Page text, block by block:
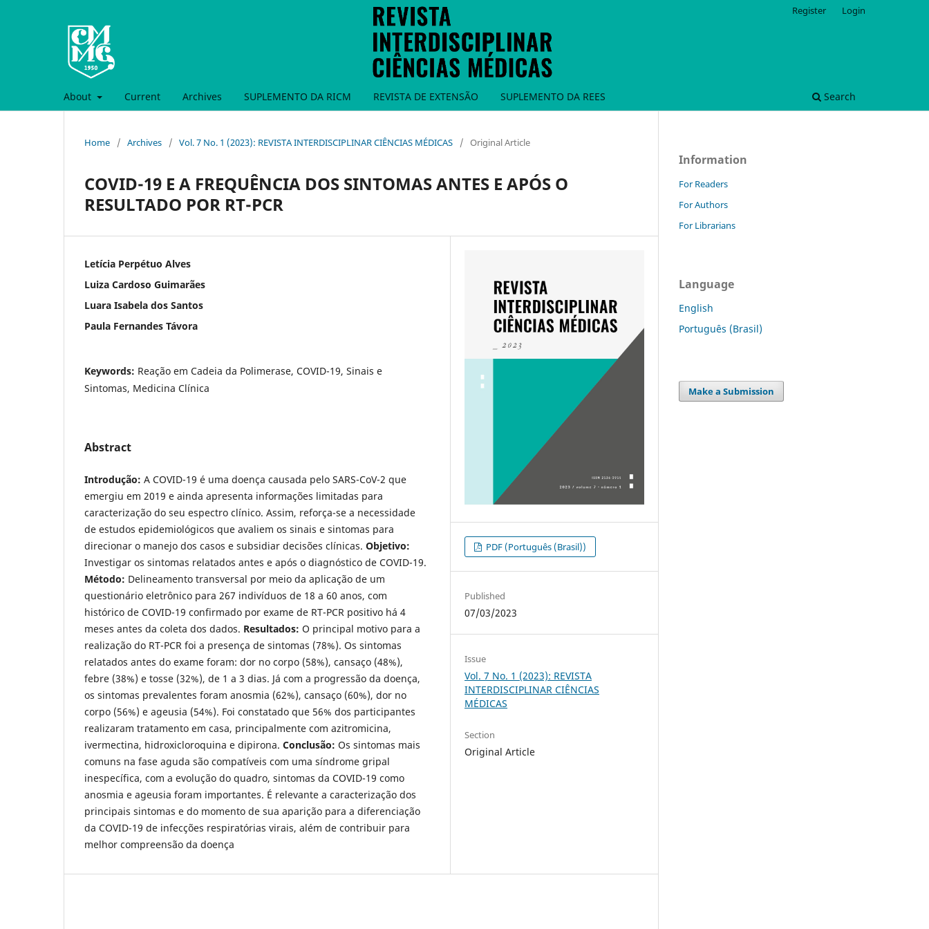
About Current Archives SUPLEMENTO DA RICM REVISTA DE EXTENSÃO SUPLEMENTO DA REES Search
Register Login
Home / Archives / Vol. 7 No. 1 (2023): REVISTA INTERDISCIPLINAR CIÊNCIAS MÉDICAS / Original Article
COVID-19 E A FREQUÊNCIA DOS SINTOMAS ANTES E APÓS O
RESULTADO POR RT-PCR
Letícia Perpétuo Alves
Luiza Cardoso Guimarães
Luara Isabela dos Santos
Paula Fernandes Távora
Keywords: Reação em Cadeia da Polimerase, COVID-19, Sinais e
Sintomas, Medicina Clínica
Abstract
Introdução: A COVID-19 é uma doença causada pelo SARS-CoV-2 que
emergiu em 2019 e ainda apresenta informações limitadas para
caracterização do seu espectro clínico. Assim, reforça-se a necessidade
de estudos epidemiológicos que avaliem os sinais e sintomas para
direcionar o manejo dos casos e subsidiar decisões clínicas. Objetivo:
Investigar os sintomas relatados antes e após o diagnóstico de COVID-19.
Método: Delineamento transversal por meio da aplicação de um
questionário eletrônico para 267 indivíduos de 18 a 60 anos, com
histórico de COVID-19 confirmado por exame de RT-PCR positivo há 4
meses antes da coleta dos dados. Resultados: O principal motivo para a
realização do RT-PCR foi a presença de sintomas (78%). Os sintomas
relatados antes do exame foram: dor no corpo (58%), cansaço (48%),
febre (38%) e tosse (32%), de 1 a 3 dias. Já com a progressão da doença,
os sintomas prevalentes foram anosmia (62%), cansaço (60%), dor no
corpo (56%) e ageusia (54%). Foi constatado que 56% dos participantes
realizaram tratamento em casa, principalmente com azitromicina,
ivermectina, hidroxicloroquina e dipirona. Conclusão: Os sintomas mais
comuns na fase aguda são compatíveis com uma síndrome gripal
inespecífica, com a evolução do quadro, sintomas da COVID-19 como
anosmia e ageusia foram importantes. É relevante a caracterização dos
principais sintomas e do momento de sua aparição para a diferenciação
da COVID-19 de infecções respiratórias virais, além de contribuir para
melhor compreensão da doença
PDF (Português (Brasil))
Published
07/03/2023
Issue
Vol. 7 No. 1 (2023): REVISTA
INTERDISCIPLINAR CIÊNCIAS
MÉDICAS
Section
Original Article
Information
For Readers
For Authors
For Librarians
Language
English
Português (Brasil)
Make a Submission